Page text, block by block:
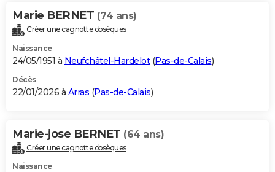
Marie BERNET (74 ans)
Créer une cagnotte obsèques
Naissance
24/05/1951 à Neufchâtel-Hardelot(Pas-de-Calais)
Décès
22/01/2026 à Arras (Pas-de-Calais)
Marie-jose BERNET (64 ans)
Créer une cagnotte obsèques
Naissance